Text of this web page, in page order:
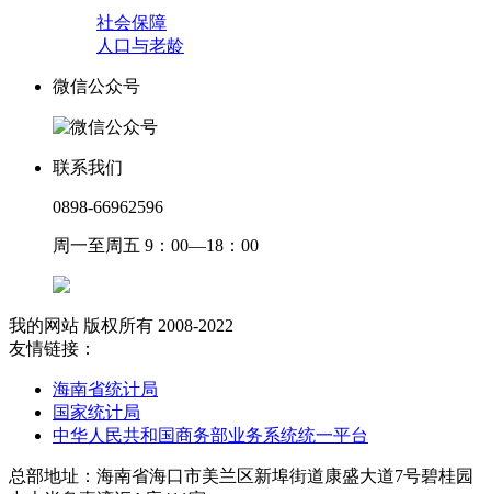
社会保障
人口与老龄
微信公众号
联系我们
0898-66962596
周一至周五 9：00—18：00
我的网站 版权所有 2008-2022
友情链接：
海南省统计局
国家统计局
中华人民共和国商务部业务系统统一平台
总部地址：海南省海口市美兰区新埠街道康盛大道7号碧桂园